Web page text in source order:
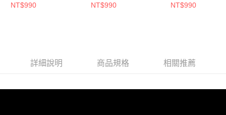
NT$990
NT$990
NT$990
詳細說明 商品規格 相關推薦